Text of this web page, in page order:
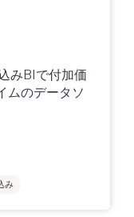
みBIで付加価
ムのデータソ
み